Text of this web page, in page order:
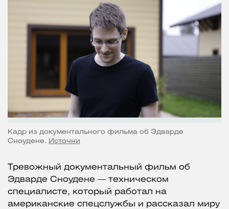
Кадр из документального фильма об Эдварде
Сноудене.
Источни
Тревожный документальный фильм об
Эдварде Сноудене — техническом
специалисте, который работал на
американские спецслужбы и рассказал миру